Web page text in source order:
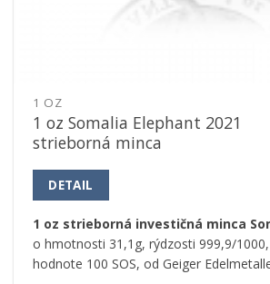
1 OZ
1 oz Somalia Elephant 2021
strieborná minca
DETAIL
1 oz strieborná investičná minca
o hmotnosti 31,1g, rýdzosti 999,9/
hodnote 100 SOS, od Geiger